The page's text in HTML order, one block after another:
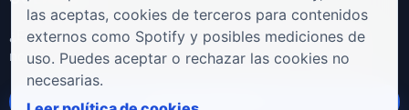
¿Eres artista, manager, sello o promotor? Envíanos tus
novedades, galas, entrevistas o propuestas musicales.
Enviar propuesta
las aceptas, cookies de terceros para contenidos
externos como Spotify y posibles mediciones de
uso. Puedes aceptar o rechazar las cookies no
necesarias.